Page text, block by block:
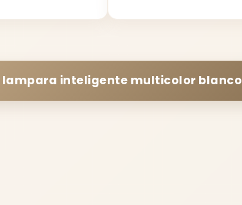
lampara inteligente multicolor blanco